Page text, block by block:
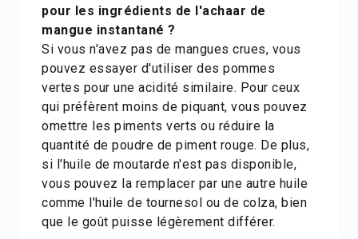
pour les ingrédients de l'achaar de
mangue instantané ?
Si vous n'avez pas de mangues crues, vous
pouvez essayer d'utiliser des pommes
vertes pour une acidité similaire. Pour ceux
qui préfèrent moins de piquant, vous pouvez
omettre les piments verts ou réduire la
quantité de poudre de piment rouge. De plus,
si l'huile de moutarde n'est pas disponible,
vous pouvez la remplacer par une autre huile
comme l'huile de tournesol ou de colza, bien
que le goût puisse légèrement différer.